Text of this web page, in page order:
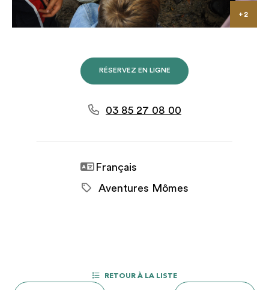
RÉSERVEZ EN LIGNE
03 85 27 08 00
Français
Aventures Mômes
RETOUR À LA LISTE